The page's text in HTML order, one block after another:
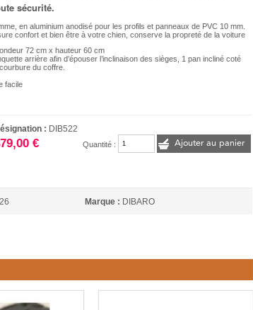
sécurité.
en aluminium anodisé pour les profils et panneaux de PVC 10 mm.
confort et bien être à votre chien, conserve la propreté de la voiture
72 cm x hauteur 60 cm
arrière afin d’épouser l’inclinaison des sièges, 1 pan incliné coté
du coffre.
facile
: DIB522
€ Quantité : Ajouter au panier
Marque : DIBARO